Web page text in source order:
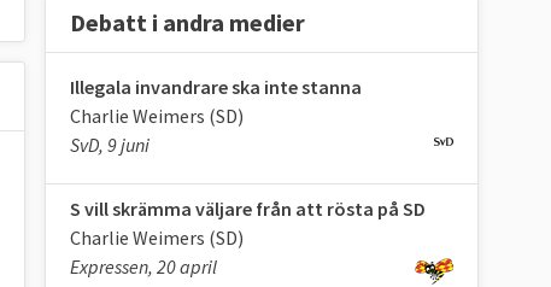
Debatt i andra medier
Illegala invandrare ska inte stanna
Charlie Weimers (SD)
SvD, 9 juni
S vill skrämma väljare från att rösta på SD
Charlie Weimers (SD)
Expressen, 20 april